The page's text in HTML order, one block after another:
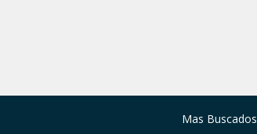
Mas Buscados